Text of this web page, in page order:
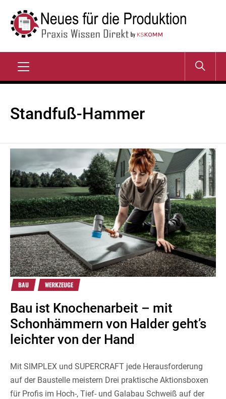
Inhalt
springen
NEUES FÜR DIE
PRODUKTION
Standfuß-Hammer
BAU WERKZEUGE
Bau ist Knochenarbeit – mit
Schonhämmern von Halder geht’s
leichter von der Hand
Mit SIMPLEX und SUPERCRAFT jede Herausforderung
auf der Baustelle meistern Drei praktische Aktionsboxen
für Profis im Hoch-, Tief- und Galabau Schweiß auf der